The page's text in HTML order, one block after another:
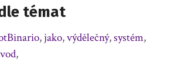
témat
,jako,výdělečný,systém,
,